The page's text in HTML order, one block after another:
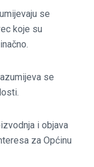
se
koje su
se
i objava
za Općinu